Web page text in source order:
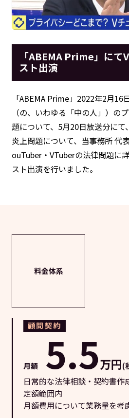
「ABEMA Prime」に
スト出演
「ABEMA Prime」2022年2月16
（の、いわゆる「中の人」）の
題について、5月20日放送分にて
炎上問題について、当事務所 代
ouTuber・VTuberの法律問題に
スト出演を行いました。
料金体系
顧問契約
月額 5.5万円(
日常的な法律相談・契約書作
定額範囲内
月額費用について業務量を考